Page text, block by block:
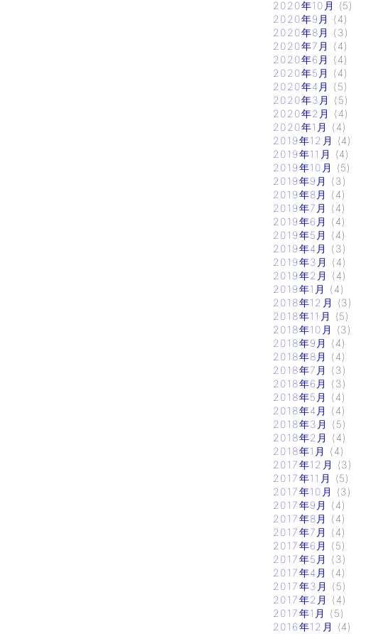
2020年10月
(5)
2020年9月
(4)
2020年8月
(3)
2020年7月
(4)
2020年6月
(4)
2020年5月
(4)
2020年4月
(5)
2020年3月
(5)
2020年2月
(4)
2020年1月
(4)
2019年12月
(4)
2019年11月
(4)
2019年10月
(5)
2019年9月
(3)
2019年8月
(4)
2019年7月
(4)
2019年6月
(4)
2019年5月
(4)
2019年4月
(3)
2019年3月
(4)
2019年2月
(4)
2019年1月
(4)
2018年12月
(3)
2018年11月
(5)
2018年10月
(3)
2018年9月
(4)
2018年8月
(4)
2018年7月
(3)
2018年6月
(3)
2018年5月
(4)
2018年4月
(4)
2018年3月
(5)
2018年2月
(4)
2018年1月
(4)
2017年12月
(3)
2017年11月
(5)
2017年10月
(3)
2017年9月
(4)
2017年8月
(4)
2017年7月
(4)
2017年6月
(5)
2017年5月
(3)
2017年4月
(4)
2017年3月
(5)
2017年2月
(4)
2017年1月
(5)
2016年12月
(4)